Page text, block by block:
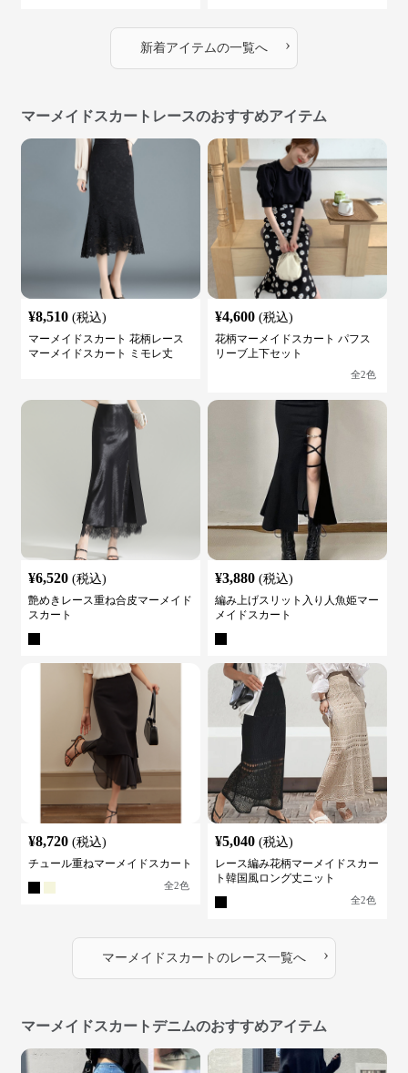
新着アイテムの一覧へ ›
マーメイドスカートレースのおすすめアイテム
¥8,510 (税込)
マーメイドスカート 花柄レース
マーメイドスカート ミモレ丈
¥4,600 (税込)
花柄マーメイドスカート パフス
リーブ上下セット
全2色
¥6,520 (税込)
艶めきレース重ね合皮マーメイド
スカート
¥3,880 (税込)
編み上げスリット入り人魚姫マー
メイドスカート
¥8,720 (税込)
チュール重ねマーメイドスカート
全2色
¥5,040 (税込)
レース編み花柄マーメイドスカー
ト韓国風ロング丈ニット
全2色
マーメイドスカート のレース一覧へ ›
マーメイドスカートデニムのおすすめアイテム